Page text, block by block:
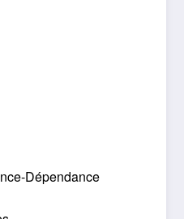
Dépendance